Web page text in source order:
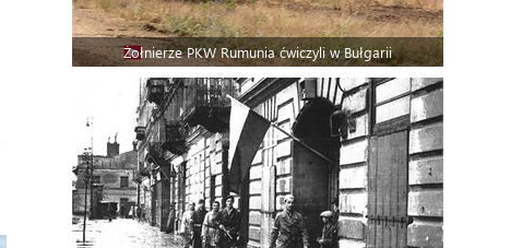
Żołnierze PKW Rumunia ćwiczyli w Bułgarii